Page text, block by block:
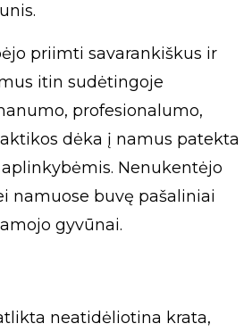
priimti savarankiškus ir
itin sudėtingoje
profesionalumo,
dėka į namus patekta
Nenukentėjo
namuose buvę pašaliniai
gyvūnai.
neatidėliotina krata,